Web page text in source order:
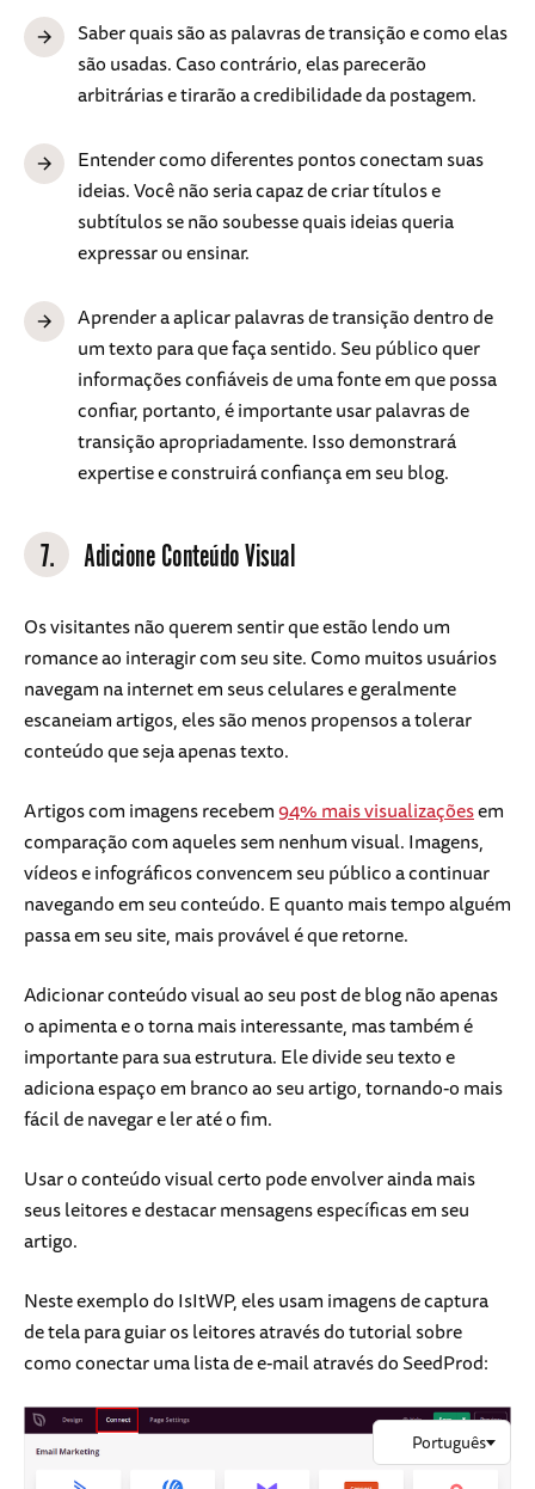
Saber quais são as palavras de transição e como elas
são usadas. Caso contrário, elas parecerão
arbitrárias e tirarão a credibilidade da postagem.
Entender como diferentes pontos conectam suas
ideias. Você não seria capaz de criar títulos e
subtítulos se não soubesse quais ideias queria
expressar ou ensinar.
Aprender a aplicar palavras de transição dentro de
um texto para que faça sentido. Seu público quer
informações confiáveis de uma fonte em que possa
confiar, portanto, é importante usar palavras de
transição apropriadamente. Isso demonstrará
expertise e construirá confiança em seu blog.
7. Adicione Conteúdo Visual
Os visitantes não querem sentir que estão lendo um
romance ao interagir com seu site. Como muitos usuários
navegam na internet em seus celulares e geralmente
escaneiam artigos, eles são menos propensos a tolerar
conteúdo que seja apenas texto.
Artigos com imagens recebem94% mais visualizaçõesem
comparação com aqueles sem nenhum visual.Imagens,
vídeos e infográficos convencem seu público a continuar
navegando em seu conteúdo. E quanto mais tempo alguém
passa em seu site, mais provável é que retorne.
Adicionar conteúdo visual ao seu post de blog não apenas
o apimenta e o torna mais interessante, mas também é
importante para sua estrutura. Ele divide seu texto e
adiciona espaço em branco ao seu artigo, tornando-o mais
fácil de navegar e ler até o fim.
Usar o conteúdo visual certo pode envolver ainda mais
seus leitores e destacar mensagens específicas em seu
artigo.
Neste exemplo do IsItWP, eles usam imagens de captura
de tela para guiar os leitores através do tutorial sobre
como conectar uma lista de e-mail através do SeedProd: